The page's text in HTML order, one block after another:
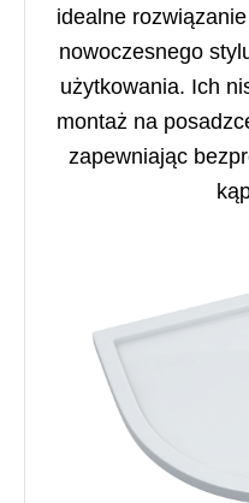
idealne
nowoczesnego
użytkowania. Ich
montaż na
zapewniając